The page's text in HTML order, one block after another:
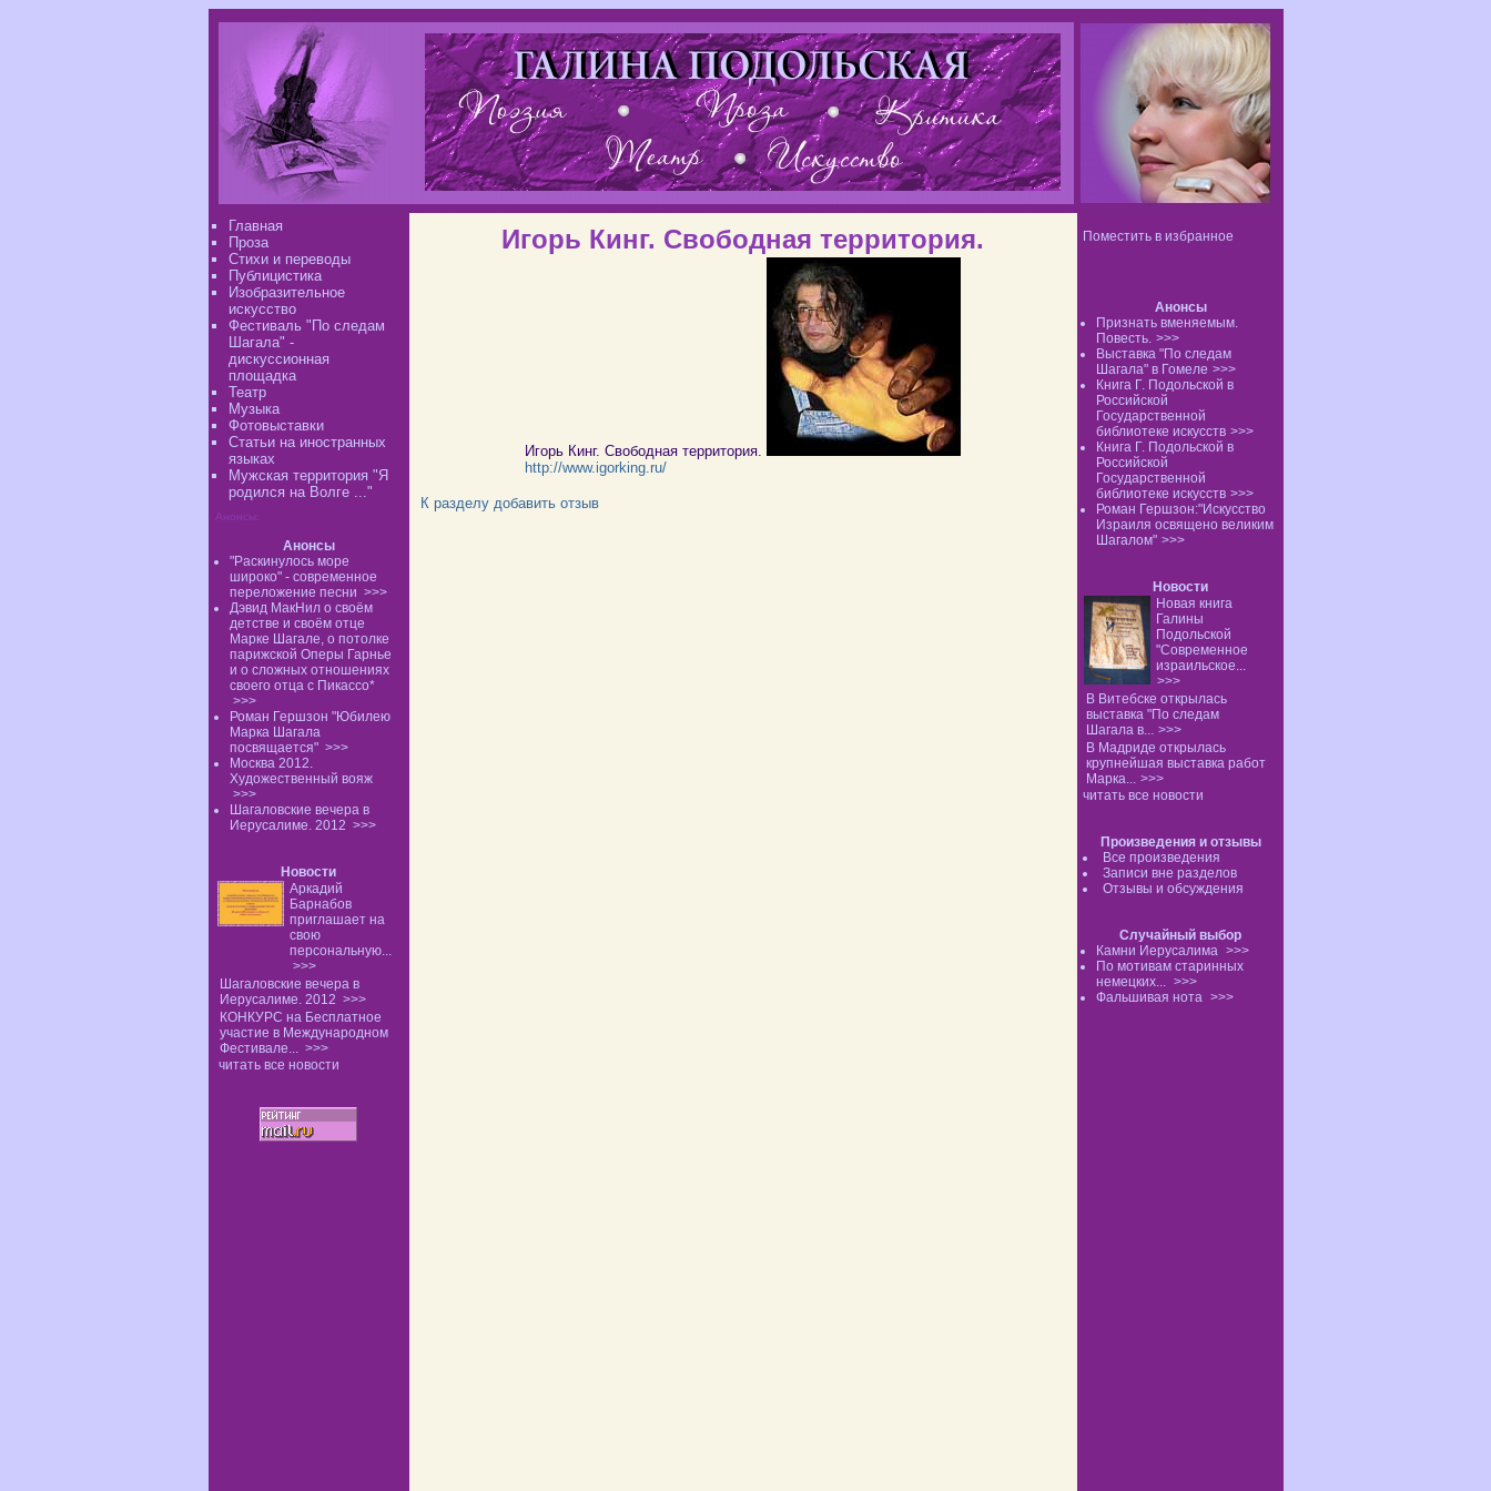
Поместить в избранное
Анонсы
Признать вменяемым.
Повесть. >>>
Выставка "По следам
Шагала" в Гомеле >>>
Книга Г. Подольской в
Российской
Государственной
библиотеке искусств >>>
Книга Г. Подольской в
Российской
Государственной
библиотеке искусств >>>
Роман Гершзон:"Искусство
Израиля освящено великим
Шагалом" >>>
Новости
Новая книга
Галины
Подольской
"Современное
израильское...
>>>
В Витебске открылась
выставка "По следам
Шагала в... >>>
В Мадриде открылась
крупнейшая выставка работ
Марка... >>>
читать все новости
Произведения и отзывы
Все произведения
Записи вне разделов
Отзывы и обсуждения
Случайный выбор
Камни Иерусалима >>>
По мотивам старинных
немецких... >>>
Фальшивая нота >>>
Главная
Проза
Стихи и переводы
Публицистика
Изобразительное
искусство
Фестиваль "По следам
Шагала" -
дискуссионная
площадка
Театр
Музыка
Фотовыставки
Статьи на иностранных
языках
Мужская территория "Я
родился на Волге ..."
Анонсы:
Анонсы
"Раскинулось море
широко" - современное
переложение песни >>>
Дэвид МакНил о своём
детстве и своём отце
Марке Шагале, о потолке
парижской Оперы Гарнье
и о сложных отношениях
своего отца с Пикассо*
>>>
Роман Гершзон "Юбилею
Марка Шагала
посвящается" >>>
Москва 2012.
Художественный вояж
>>>
Шагаловские вечера в
Иерусалиме. 2012 >>>
Новости
Аркадий
Барнабов
приглашает на
свою
персональную...
>>>
Шагаловские вечера в
Иерусалиме. 2012 >>>
КОНКУРС на Бесплатное
участие в Международном
Фестивале... >>>
читать все новости
Игорь Кинг. Свободная территория.
Игорь Кинг. Свободная территория.
http://www.igorking.ru/
К разделу добавить отзыв